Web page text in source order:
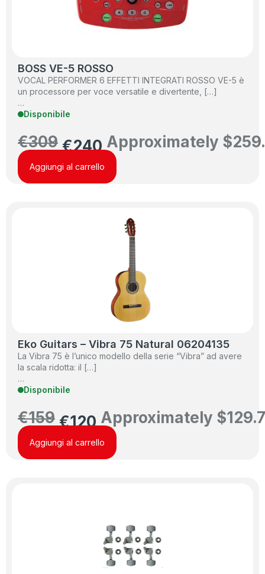
BOSS VE-5 ROSSO
VOCAL PERFORMER 6 EFFETTI INTEGRATI ROSSO VE-5 è
un processore per voce versatile e divertente, […]
…
Disponibile
€309 €240 Approximately $
Aggiungi al carrello
Eko Guitars – Vibra 75 Natural 06204135
La Vibra 75 è l’unico modello della serie “Vibra” ad avere
la scala ridotta: il […]
…
Disponibile
€159 €120 Approximately $
Aggiungi al carrello